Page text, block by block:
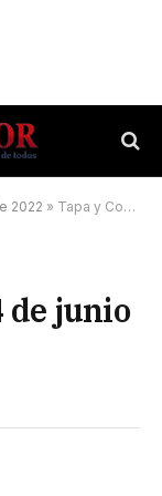
2022 » Tapa y Contratapa 14 de junio de 2026
de junio